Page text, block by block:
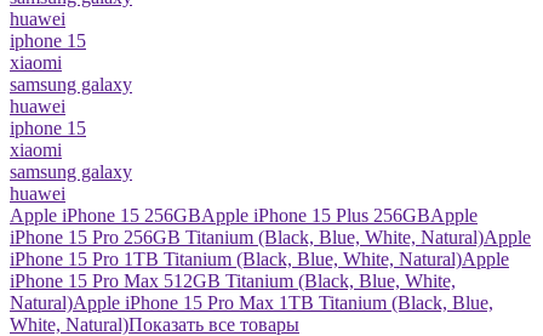
huawei
iphone 15
xiaomi
samsung galaxy
huawei
iphone 15
xiaomi
samsung galaxy
huawei
Apple iPhone 15 256GBApple iPhone 15 Plus 256GBApple
iPhone 15 Pro 256GB Titanium (Black, Blue, White, Natural)Apple
iPhone 15 Pro 1TB Titanium (Black, Blue, White, Natural)Apple
iPhone 15 Pro Max 512GB Titanium (Black, Blue, White,
Natural)Apple iPhone 15 Pro Max 1TB Titanium (Black, Blue,
White, Natural)Показать все товары